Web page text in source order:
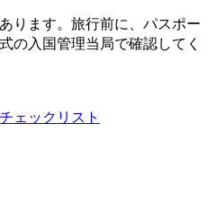
ります。旅行前に、パスポー
の入国管理当局で確認してく
ェックリスト